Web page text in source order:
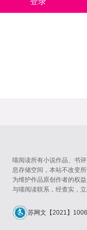
喵阅读所有小说作品、书
息存储空间，本站不改变
为维护作品原创作者的权
与喵阅读联系，经查实，
苏网文【2021】